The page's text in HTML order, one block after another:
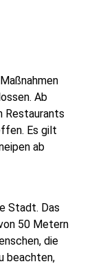
Ab
Restaurants
Es gilt
ab
Stadt. Das
50 Metern
die
beachten,